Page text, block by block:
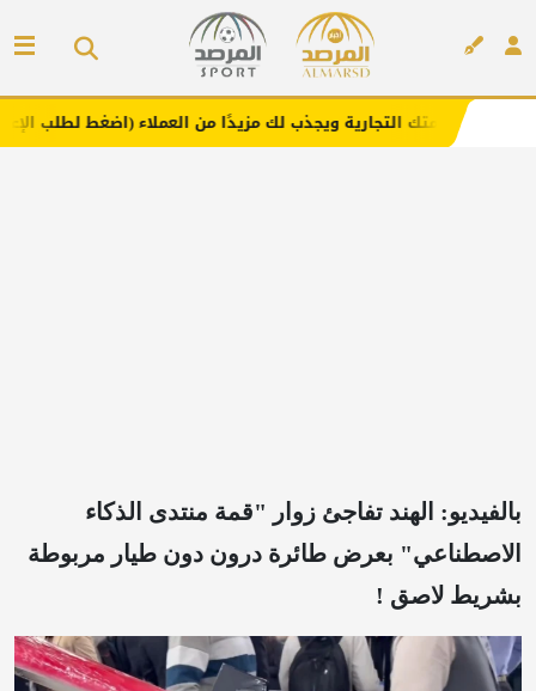
ويجذب لك مزيدًا من العملاء (اضغط لطلب الإعلان)
بالفيديو: الهند تفاجئ زوار "قمة منتدى الذكاء
الاصطناعي" بعرض طائرة درون دون طيار مربوطة
بشريط لاصق !